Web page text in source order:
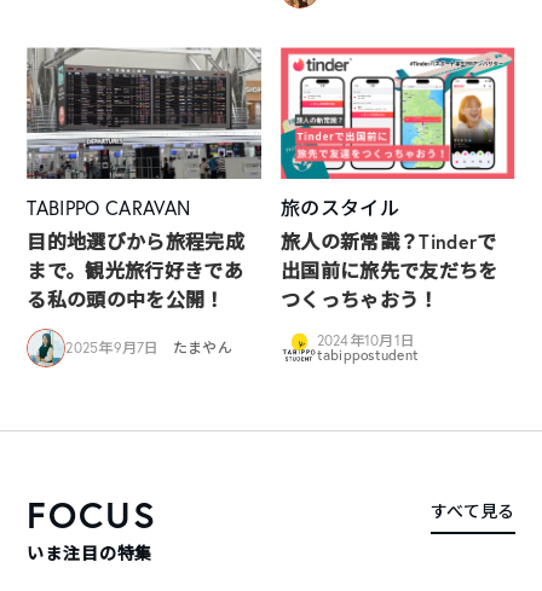
TABIPPO CARAVAN
目的地選びから旅程完成
まで。観光旅行好きであ
る私の頭の中を公開！
2025年9月7日 たまやん
旅のスタイル
旅人の新常識？Tinderで
出国前に旅先で友だちを
つくっちゃおう！
2024年10月1日
tabippostudent
FOCUS
いま注目の特集
すべて見る